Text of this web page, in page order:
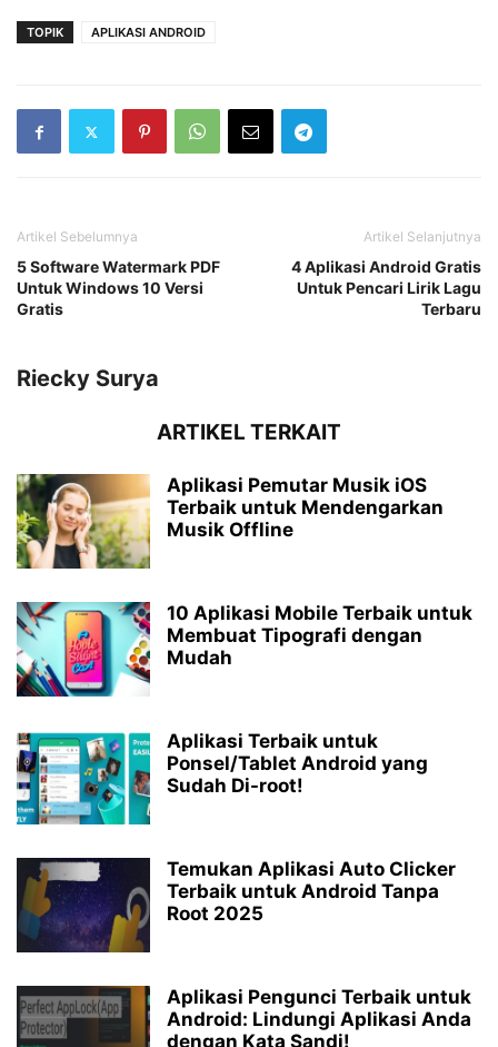
TOPIK APLIKASI ANDROID
Artikel Sebelumnya
5 Software Watermark PDF
Untuk Windows 10 Versi
Gratis
Artikel Selanjutnya
4 Aplikasi Android Gratis
Untuk Pencari Lirik Lagu
Terbaru
Riecky Surya
ARTIKEL TERKAIT
Aplikasi Pemutar Musik iOS
Terbaik untuk Mendengarkan
Musik Offline
10 Aplikasi Mobile Terbaik untuk
Membuat Tipografi dengan
Mudah
Aplikasi Terbaik untuk
Ponsel/Tablet Android yang
Sudah Di-root!
Temukan Aplikasi Auto Clicker
Terbaik untuk Android Tanpa
Root 2025
Aplikasi Pengunci Terbaik untuk
Android: Lindungi Aplikasi Anda
dengan Kata Sandi!